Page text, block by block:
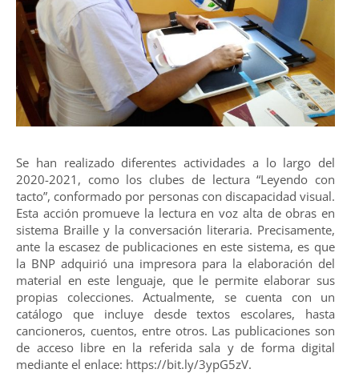
Se han realizado diferentes actividades a lo largo del
2020-2021, como los clubes de lectura “Leyendo con
tacto”, conformado por personas con discapacidad visual.
Esta acción promueve la lectura en voz alta de obras en
sistema Braille y la conversación literaria. Precisamente,
ante la escasez de publicaciones en este sistema, es que
la BNP adquirió una impresora para la elaboración del
material en este lenguaje, que le permite elaborar sus
propias colecciones. Actualmente, se cuenta con un
catálogo que incluye desde textos escolares, hasta
cancioneros, cuentos, entre otros. Las publicaciones son
de acceso libre en la referida sala y de forma digital
mediante el enlace: https://bit.ly/3ypG5zV.